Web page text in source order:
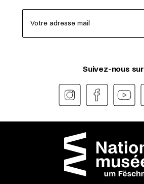
Votre adresse mail
Suivez-nous sur